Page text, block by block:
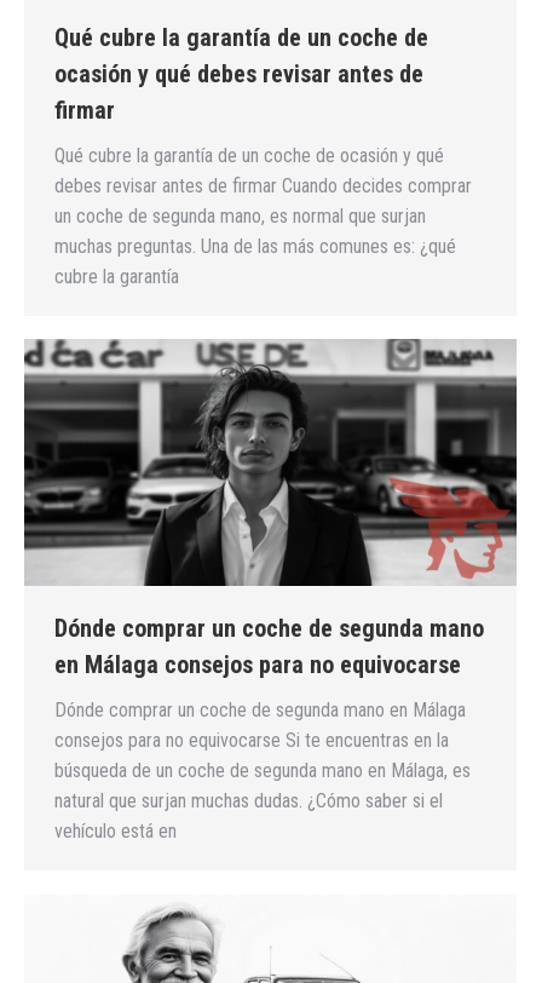
Qué cubre la garantía de un coche de
ocasión y qué debes revisar antes de
firmar
Qué cubre la garantía de un coche de ocasión y qué
debes revisar antes de firmar Cuando decides comprar
un coche de segunda mano, es normal que surjan
muchas preguntas. Una de las más comunes es: ¿qué
cubre la garantía
Dónde comprar un coche de segunda mano
en Málaga consejos para no equivocarse
Dónde comprar un coche de segunda mano en Málaga
consejos para no equivocarse Si te encuentras en la
búsqueda de un coche de segunda mano en Málaga, es
natural que surjan muchas dudas. ¿Cómo saber si el
vehículo está en